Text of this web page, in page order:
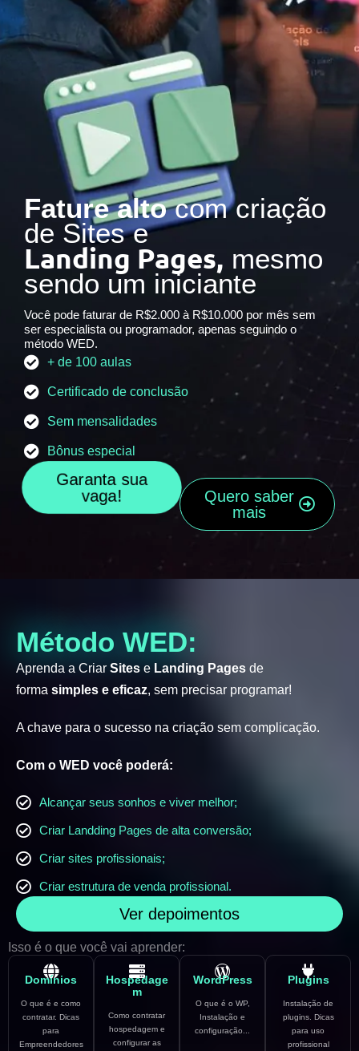
Fature altocom criação
de Sites e
Landing Pages, mesmo
sendo um iniciante
Você pode faturar de R$2.000 à R$10.000 por mês sem
ser especialista ou programador, apenas seguindo o
método WED.
+ de 100 aulas
Certificado de conclusão
Sem mensalidades
Bônus especial
Garanta sua
vaga!
Quero saber
mais
Método WED:
Aprenda a Criar Sites e Landing Pages de
forma simples e eficaz, sem precisar programar!
A chave para o sucesso na criação sem complicação.
Com o WED você poderá:
Alcançar seus sonhos e viver melhor;
Criar Landding Pages de alta conversão;
Criar sites profissionais;
Criar estrutura de venda profissional.
Ver depoimentos
Isso é o que você vai aprender:
Domínios
O que é e como
contratar. Dicas
para
Empreendedores
Hospedage
m
Como contratar
hospedagem e
configurar as
WordPress
O que é o WP,
Instalação e
configuração...
Plugins
Instalação de
plugins. Dicas
para uso
profissional